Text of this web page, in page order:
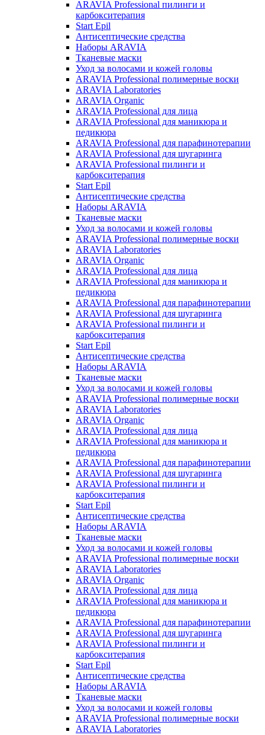
ARAVIA Professional пилинги и
карбокситерапия
Start Epil
Антисептические средства
Наборы ARAVIA
Тканевые маски
Уход за волосами и кожей головы
ARAVIA Professional полимерные воски
ARAVIA Laboratories
ARAVIA Organic
ARAVIA Professional для лица
ARAVIA Professional для маникюра и
педикюра
ARAVIA Professional для парафинотерапии
ARAVIA Professional для шугаринга
ARAVIA Professional пилинги и
карбокситерапия
Start Epil
Антисептические средства
Наборы ARAVIA
Тканевые маски
Уход за волосами и кожей головы
ARAVIA Professional полимерные воски
ARAVIA Laboratories
ARAVIA Organic
ARAVIA Professional для лица
ARAVIA Professional для маникюра и
педикюра
ARAVIA Professional для парафинотерапии
ARAVIA Professional для шугаринга
ARAVIA Professional пилинги и
карбокситерапия
Start Epil
Антисептические средства
Наборы ARAVIA
Тканевые маски
Уход за волосами и кожей головы
ARAVIA Professional полимерные воски
ARAVIA Laboratories
ARAVIA Organic
ARAVIA Professional для лица
ARAVIA Professional для маникюра и
педикюра
ARAVIA Professional для парафинотерапии
ARAVIA Professional для шугаринга
ARAVIA Professional пилинги и
карбокситерапия
Start Epil
Антисептические средства
Наборы ARAVIA
Тканевые маски
Уход за волосами и кожей головы
ARAVIA Professional полимерные воски
ARAVIA Laboratories
ARAVIA Organic
ARAVIA Professional для лица
ARAVIA Professional для маникюра и
педикюра
ARAVIA Professional для парафинотерапии
ARAVIA Professional для шугаринга
ARAVIA Professional пилинги и
карбокситерапия
Start Epil
Антисептические средства
Наборы ARAVIA
Тканевые маски
Уход за волосами и кожей головы
ARAVIA Professional полимерные воски
ARAVIA Laboratories